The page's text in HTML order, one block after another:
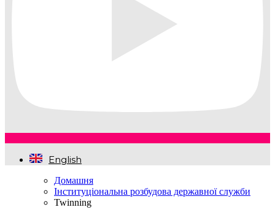
English
Домашня
Інституціональна розбудова державної служби
Twinning